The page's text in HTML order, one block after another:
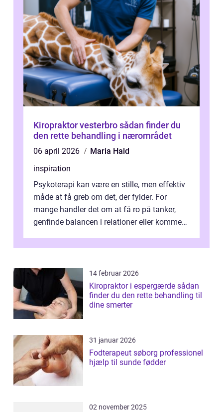
Kiropraktor vesterbro sådan finder du
den rette behandling i nærområdet
06 april 2026
Maria Hald
inspiration
Psykoterapi kan være en stille, men effektiv
måde at få greb om det, der fylder. For
mange handler det om at få ro på tanker,
genfinde balancen i relationer eller komme
14 februar 2026
Kiropraktor i espergærde sådan
finder du den rette behandling til
dine smerter
31 januar 2026
Fodterapeut søborg professionel
hjælp til sunde fødder
02 november 2025